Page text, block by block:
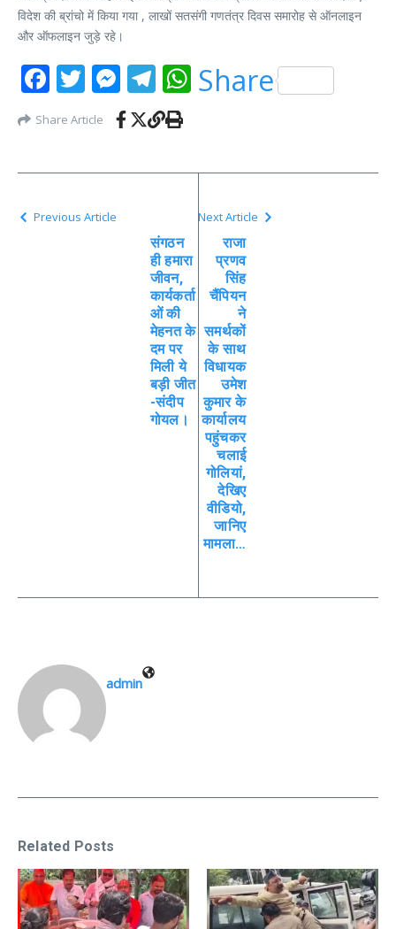
विदेश की ब्रांचो में किया गया , लाखों सतसंगी गणतंत्र दिवस समारोह से ऑनलाइन
और ऑफलाइन जुड़े रहे।
Facebook
Twitter
Messenger
Telegram
WhatsApp
Share
Share Article
Previous Article
संगठन
ही हमारा
जीवन,
कार्यकर्ता
ओं की
मेहनत के
दम पर
मिली ये
बड़ी जीत
-संदीप
गोयल।
Next Article
राजा
प्रणव
सिंह
चैंपियन
ने
समर्थकों
के साथ
विधायक
उमेश
कुमार के
कार्यालय
पहुंचकर
चलाई
गोलियां,
देखिए
वीडियो,
जानिए
मामला…
admin
Related Posts